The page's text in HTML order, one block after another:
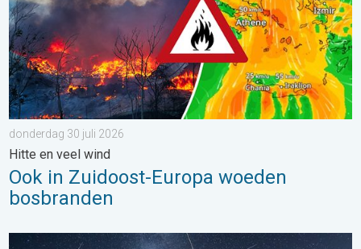
donderdag 30 juli 2026
Hitte en veel wind
Ook in Zuidoost-Europa woeden
bosbranden
De tijd van de vallende sterren begint. Hoogtepunt in